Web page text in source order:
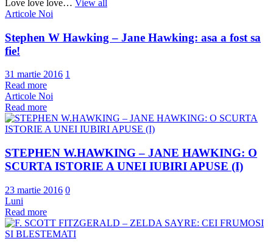
Love love love… View all
Articole Noi
Stephen W Hawking – Jane Hawking: asa a fost sa
fie!
31 martie 2016 1
Read more
Articole Noi
Read more
STEPHEN W.HAWKING – JANE HAWKING: O
SCURTA ISTORIE A UNEI IUBIRI APUSE (I)
23 martie 2016 0
Luni
Read more